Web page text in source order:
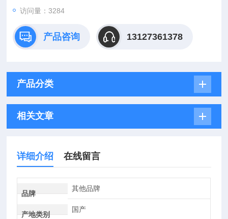
访问量：3284
产品咨询 13127361378
产品分类
相关文章
详细介绍 在线留言
品牌
其他品牌
产地类别
国产